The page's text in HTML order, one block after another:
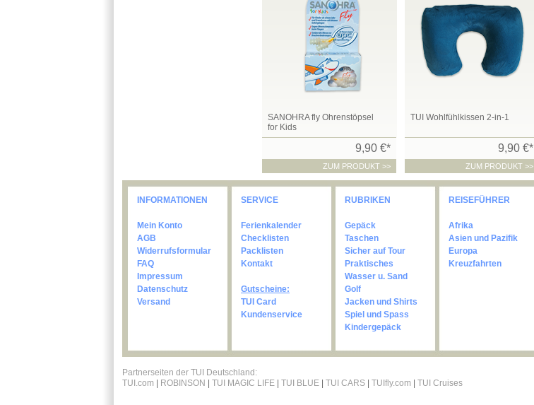
SANOHRA fly Ohrenstöpsel
for Kids
9,90 €*
ZUM PRODUKT >>
TUI Wohlfühlkissen 2-in-1
9,90 €*
ZUM PRODUKT >>
INFORMATIONEN
Mein Konto
AGB
Widerrufsformular
FAQ
Impressum
Datenschutz
Versand
SERVICE
Ferienkalender
Checklisten
Packlisten
Kontakt
Gutscheine:
TUI Card
Kundenservice
RUBRIKEN
Gepäck
Taschen
Sicher auf Tour
Praktisches
Wasser u. Sand
Golf
Jacken und Shirts
Spiel und Spass
Kindergepäck
REISEFÜHRER
Afrika
Asien und Pazifik
Europa
Kreuzfahrten
Partnerseiten der TUI Deutschland:
TUI.com
ROBINSON TUI MAGIC LIFE TUI BLUE TUI CARS TUIfly.com TUI Cruises